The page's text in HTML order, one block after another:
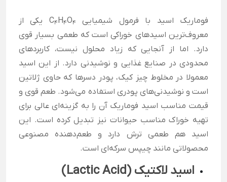
فوماریک اسید با فرمول شیمیایی C 4H4O4
یکی از
معروف‌ترین اسیدهای خوراکی است که طعمی بسیار قوی
دارد. اما از آنجایی که زیاد محلول نیست، کاربردهای
محدودی در صنایع غذایی و نوشیدنی دارد. از این اسید
معمولا در مخلوط چیز کیک، پودر دسرها که حاوی ژلاتین
است و نوشیدنی‌های پودری استفاده می‌شود. طعم قوی و
قیمت مناسب اسید فوماریک آن را به گزینه‌ای عالی برای
تهیه خوراک مناسب حیوانات نیز تبدیل کرده است. این
اسید هم طعمی ترش دارد و طعم‌دهنده مصنوعی
محصولاتی مانند چیپس سرکه‌ای است.
اسید لاکتیک (
Lactic Acid
)